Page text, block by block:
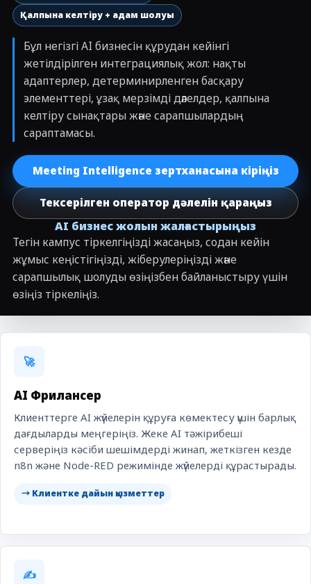
Қалпына келтіру + адам шолуы
Бұл негізгі AI бизнесін құрудан кейінгі
жетілдірілген интеграциялық жол: нақты
адаптерлер, детерминирленген басқару
элементтері, ұзақ мерзімді дәлелдер, қалпына
келтіру сынақтары және сарапшылардың
сараптамасы.
Meeting Intelligence зертханасына кіріңіз
Тексерілген оператор дәлелін қараңыз
AI бизнес жолын жалғастырыңыз
Тегін кампус тіркелгіңізді жасаңыз, содан кейін
жұмыс кеңістігіңізді, жіберулеріңізді және
сарапшылық шолуды өзіңізбен байланыстыру үшін
өзіңіз тіркеліңіз.
🚀
AI Фрилансер
Клиенттерге AI жүйелерін құруға көмектесу үшін барлық
дағдыларды меңгеріңіз. Жеке AI тәжірибеші
серверіңіз кәсіби шешімдерді жинап, жеткізген кезде
n8n және Node-RED режимінде жүйелерді құрастырады.
→ Клиентке дайын қызметтер
✍️